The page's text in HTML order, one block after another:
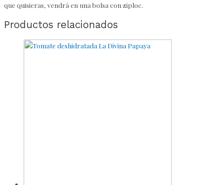
que quisieras, vendrá en una bolsa con ziploc.
Productos relacionados